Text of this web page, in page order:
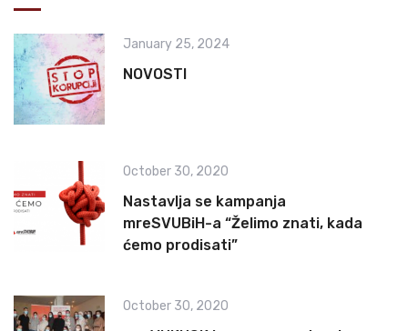
January 25, 2024
NOVOSTI
October 30, 2020
Nastavlja se kampanja
mreSVUBiH-a “Želimo znati, kada
ćemo prodisati”
October 30, 2020